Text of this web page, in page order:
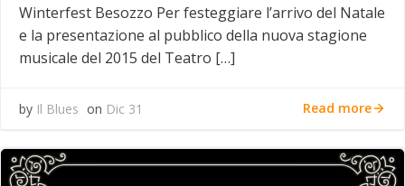
Winterfest Besozzo Per festeggiare l’arrivo del Natale
e la presentazione al pubblico della nuova stagione
musicale del 2015 del Teatro […]
by Il Blues on Dic 31 Read more